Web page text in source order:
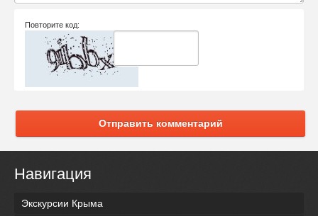
Повторите код:
Отправить комментарий
Навигация
Экскурсии Крыма